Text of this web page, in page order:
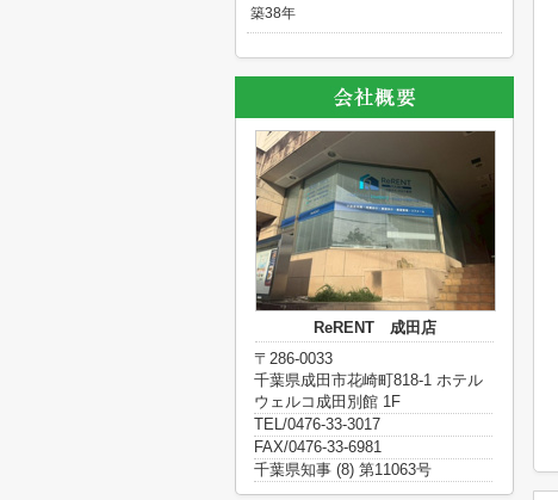
築38年
ReRENT 成田店
〒286-0033
千葉県成田市花崎町818-1 ホテル
ウェルコ成田別館 1F
TEL/0476-33-3017
FAX/0476-33-6981
千葉県知事 (8) 第11063号